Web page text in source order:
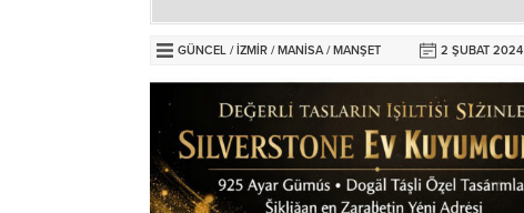
GÜNCEL /İZMİR /MANİSA/MANŞET 2 ŞUBAT